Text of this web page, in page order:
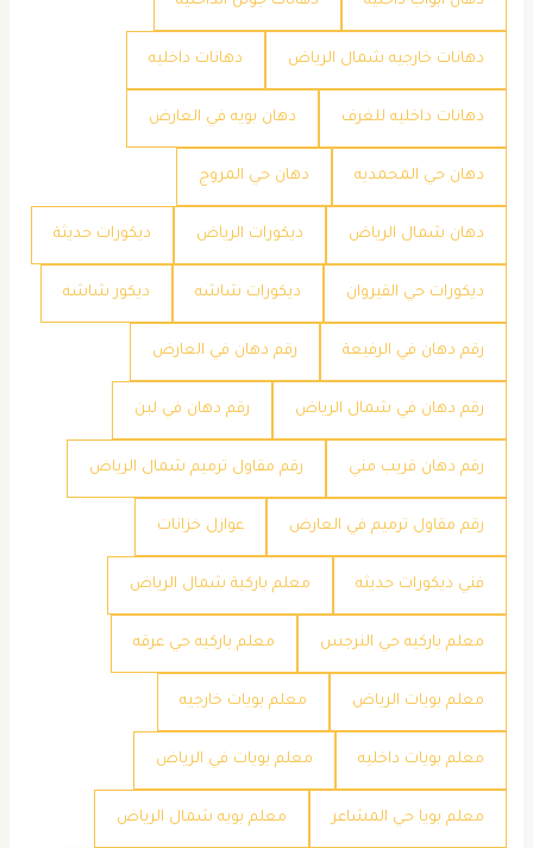
دهانات خارجيه شمال الرياض دهانات داخليه
دهانات داخليه للغرف دهان بويه في العارض
دهان حي المحمديه دهان حي المروج
دهان شمال الرياض ديكورات الرياض ديكورات حديثة
ديكورات حي القيروان ديكورات شاشه ديكور شاشه
رقم دهان في الرفيعة رقم دهان في العارض
رقم دهان في شمال الرياض رقم دهان في لبن
رقم دهان قريب مني رقم مقاول ترميم شمال الرياض
رقم مقاول ترميم في العارض عوازل خزانات
فني ديكورات حديثه معلم باركية شمال الرياض
معلم باركيه حي النرجس معلم باركيه حي عرقه
معلم بويات الرياض معلم بويات خارجيه
معلم بويات داخليه معلم بويات في الرياض
معلم بويا حي المشاعر معلم بويه شمال الرياض